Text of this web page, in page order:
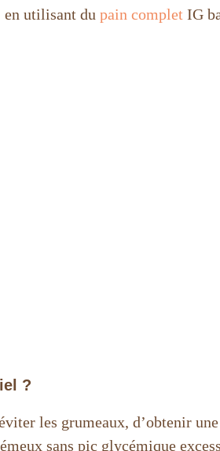
utilisant du pain complet IG
?
les grumeaux, d’obtenir
sans pic glycémique